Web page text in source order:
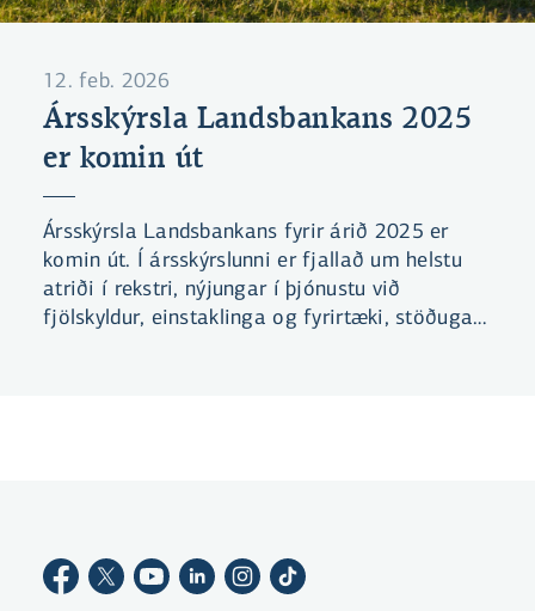
12. feb. 2026
Ársskýrsla Landsbankans 2025
er komin út
Ársskýrsla Landsbankans fyrir árið 2025 er
komin út. Í ársskýrslunni er fjallað um helstu
atriði í rekstri, nýjungar í þjónustu við
fjölskyldur, einstaklinga og fyrirtæki, stöðuga